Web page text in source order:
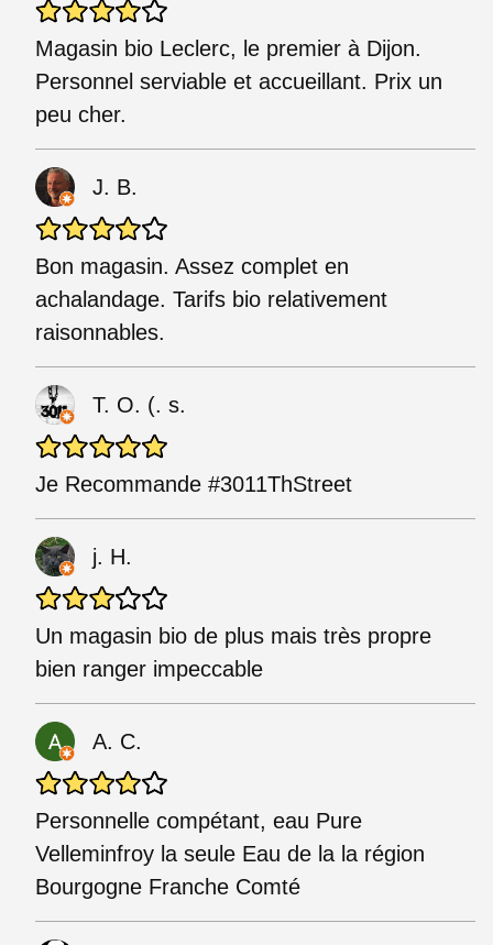
Magasin bio Leclerc, le premier à Dijon.
Personnel serviable et accueillant. Prix un
peu cher.
J. B.
Bon magasin. Assez complet en
achalandage. Tarifs bio relativement
raisonnables.
T. O. (. s.
Je Recommande #3011ThStreet
j. H.
Un magasin bio de plus mais très propre
bien ranger impeccable
A. C.
Personnelle compétant, eau Pure
Velleminfroy la seule Eau de la la région
Bourgogne Franche Comté